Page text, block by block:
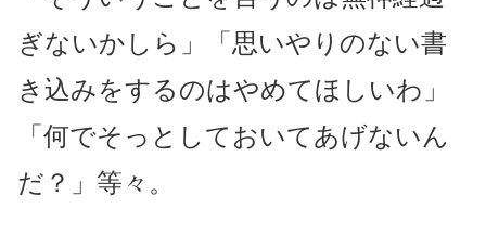
ぎないかしら」「思いやりのない書
き込みをするのはやめてほしいわ」
「何でそっとしておいてあげないん
だ？」等々。